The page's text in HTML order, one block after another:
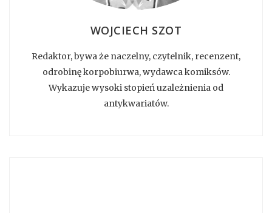
WOJCIECH SZOT
Redaktor, bywa że naczelny, czytelnik, recenzent,
odrobinę korpobiurwa, wydawca komiksów.
Wykazuje wysoki stopień uzależnienia od
antykwariatów.